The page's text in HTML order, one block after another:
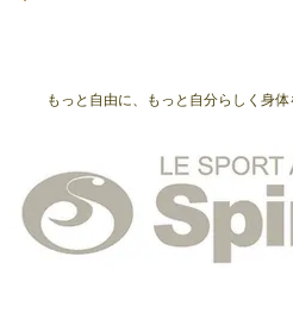
もっと自由に、もっと自分らしく身